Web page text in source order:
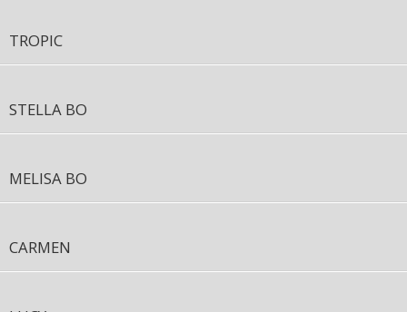
TROPIC
STELLA BO
MELISA BO
CARMEN